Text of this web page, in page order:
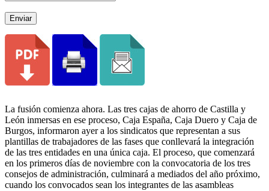
Enviar
La fusión comienza ahora. Las tres cajas de ahorro de Castilla y
León inmersas en ese proceso, Caja España, Caja Duero y Caja de
Burgos, informaron ayer a los sindicatos que representan a sus
plantillas de trabajadores de las fases que conllevará la integración
de las tres entidades en una única caja. El proceso, que comenzará
en los primeros días de noviembre con la convocatoria de los tres
consejos de administración, culminará a mediados del año próximo,
cuando los convocados sean los integrantes de las asambleas